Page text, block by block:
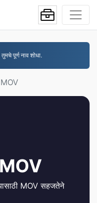
पूर्ण नाव शोधा.
MOV
MOV
MOV सहजतेने